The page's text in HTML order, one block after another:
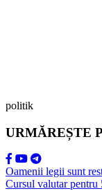
politik
URMĂREȘTE
Oamenii legii sunt
Cursul valutar pentru